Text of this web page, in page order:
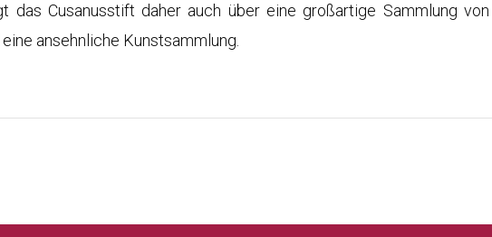
das Cusanusstift daher auch über eine großartige Sammlung
ansehnliche Kunstsammlung.